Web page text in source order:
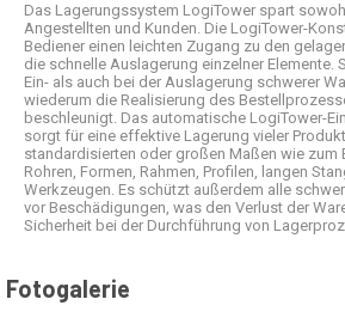
Das Lagerungssystem LogiTower spart
Angestellten und Kunden. Die LogiTower-
Bediener einen leichten Zugang zu den
die schnelle Auslagerung einzelner Elemente.
Ein- als auch bei der Auslagerung schwerer
wiederum die Realisierung des
beschleunigt. Das automatische LogiTower-
sorgt für eine effektive Lagerung vieler
standardisierten oder großen Maßen wie zum
Rohren, Formen, Rahmen, Profilen, langen
Werkzeugen. Es schützt außerdem alle
vor Beschädigungen, was den Verlust der
Sicherheit bei der Durchführung von
Fotogalerie